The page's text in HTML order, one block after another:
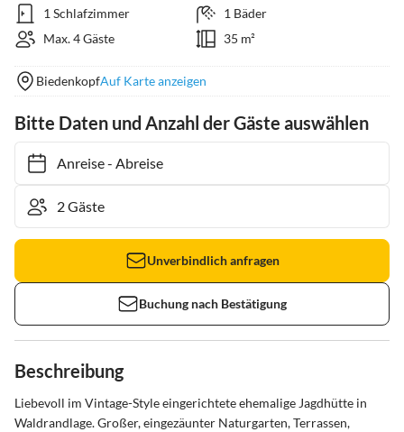
1 Schlafzimmer
1 Bäder
Max. 4 Gäste
35 m²
BiedenkopfAuf Karte anzeigen
Bitte Daten und Anzahl der Gäste auswählen
Anreise- Abreise
Unverbindlich anfragen
Buchung nach Bestätigung
Beschreibung
Liebevoll im Vintage-Style eingerichtete ehemalige Jagdhütte in
Waldrandlage. Großer, eingezäunter Naturgarten, Terrassen,